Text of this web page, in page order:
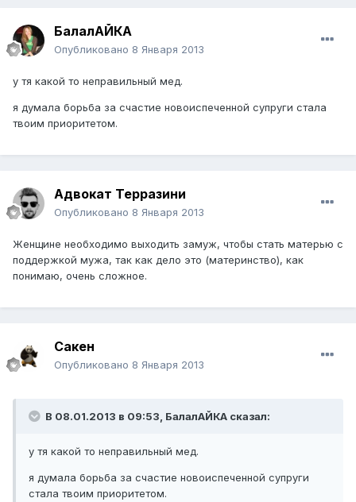
БалалАЙКА
Опубликовано 8 Января 2013
у тя какой то неправильный мед.
я думала борьба за счастие новоиспеченной супруги стала
твоим приоритетом.
Адвокат Терразини
Опубликовано 8 Января 2013
Женщине необходимо выходить замуж, чтобы стать матерью с
поддержкой мужа, так как дело это (материнство), как
понимаю, очень сложное.
Сакен
Опубликовано 8 Января 2013
В 08.01.2013 в 09:53, БалалАЙКА сказал:
у тя какой то неправильный мед.
я думала борьба за счастие новоиспеченной супруги
стала твоим приоритетом.